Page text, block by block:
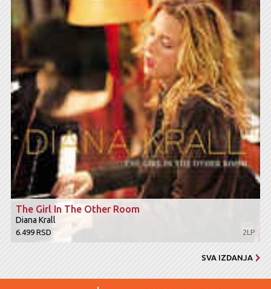
The Girl In The Other Room
Diana Krall
6.499 RSD 2LP
SVA IZDANJA